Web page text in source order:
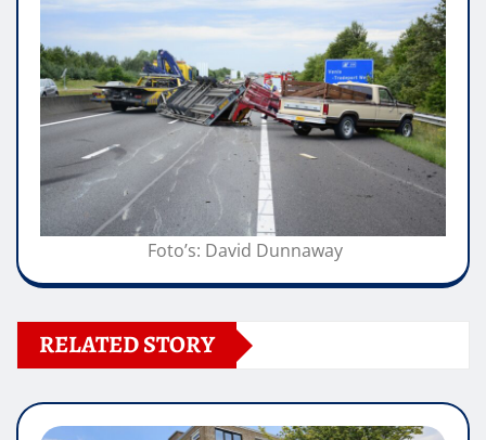
Foto’s: David Dunnaway
RELATED STORY